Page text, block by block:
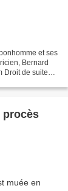
et ses
Bernard
Droit de suite
procès